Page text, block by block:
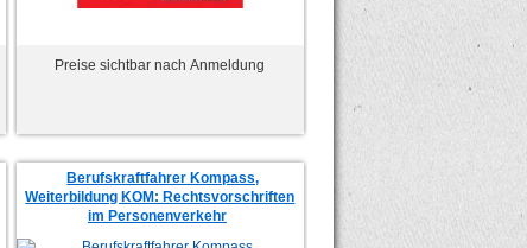
Preise sichtbar nach Anmeldung
Berufskraftfahrer Kompass,
Weiterbildung KOM: Rechtsvorschriften
im Personenverkehr